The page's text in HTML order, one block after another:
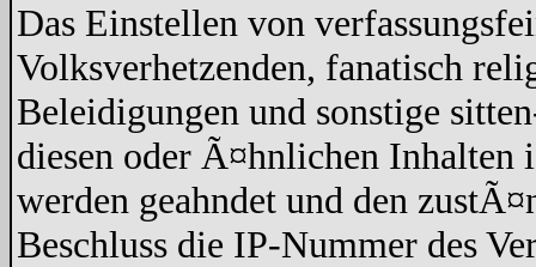
Das Einstellen von
Volksverhetzenden, fanatisch
Beleidigungen und sonstige
diesen oder Ã¤hnlichen Inhalten
werden geahndet und den
Beschluss die IP-Nummer des